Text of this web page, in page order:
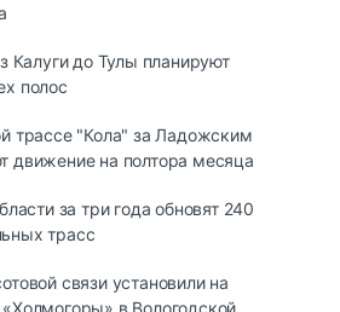
Калуги до Тулы планируют
полос
трассе "Кола" за Ладожским
движение на полтора месяца
за три года обновят 240
трасс
связи установили на
в Вологодской